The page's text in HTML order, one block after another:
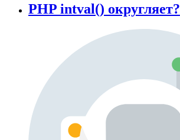
PHP intval() округляет?